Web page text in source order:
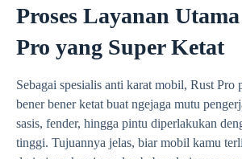
Proses Layanan
Pro yang Super Ketat
Sebagai spesialis anti karat mobil, Rust Pro
bener bener ketat buat ngejaga mutu
sasis, fender, hingga pintu diperlakukan
tinggi. Tujuannya jelas, biar mobil kamu